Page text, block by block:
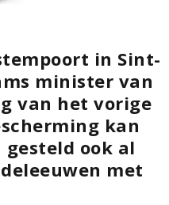
in Sint-
minister van
van het vorige
kan
ook al
met